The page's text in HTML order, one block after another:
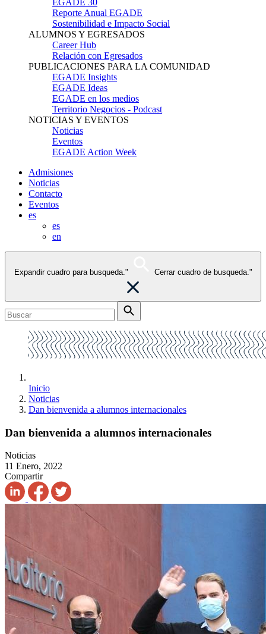
EGADE 30
Reporte Anual EGADE
Sostenibilidad e Impacto Social
ALUMNOS Y EGRESADOS
Career Hub
Relación con Egresados
PUBLICACIONES PARA LA COMUNIDAD
EGADE Insights
EGADE Ideas
EGADE en los medios
Territorio Negocios - Podcast
NOTICIAS Y EVENTOS
Noticias
Eventos
EGADE Action Week
Admisiones
Noticias
Contacto
Eventos
es
es
en
Expandir cuadro para busqueda." Cerrar cuadro de busqueda."
Inicio
Noticias
Dan bienvenida a alumnos internacionales
Dan bienvenida a alumnos internacionales
Noticias
11 Enero, 2022
Compartir